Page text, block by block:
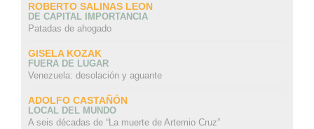
ROBERTO SALINAS LEON
DE CAPITAL IMPORTANCIA
Patadas de ahogado
GISELA KOZAK
FUERA DE LUGAR
Venezuela: desolación y aguante
ADOLFO CASTAÑÓN
LOCAL DEL MUNDO
A seis décadas de “La muerte de Artemio Cruz”